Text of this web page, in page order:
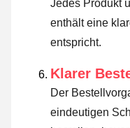
Jedes Produkt
enthält eine
entspricht.
Klarer
Der
eindeutigen